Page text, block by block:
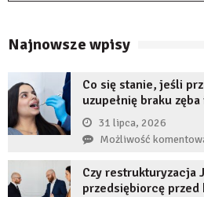
Najnowsze wpisy
Co się stanie, jeśli
uzupełnię braku
31 lipca, 2026
Możliwość
Czy restrukturyzacja
przedsiębiorcę przed